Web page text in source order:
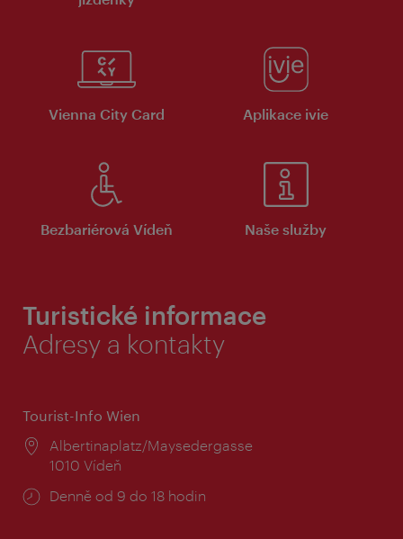
Vienna City Card Aplikace ivie
Bezbariérová Vídeň Naše služby
Turistické informace
Adresy a kontakty
Tourist-Info Wien
Místo:
Albertinaplatz/Maysedergasse
1010 Vídeň
Provozní
Denně od 9 do 18 hodin